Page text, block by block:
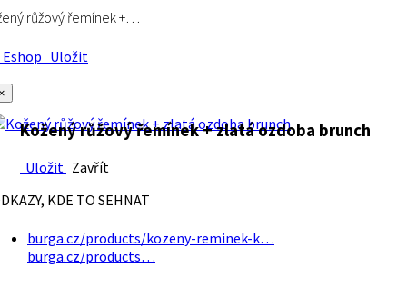
růžový řemínek +…
Uložit
Kožený růžový řemínek + zlatá ozdoba brunch
Uložit Zavřít
KDE TO SEHNAT
burga.cz/products/kozeny-reminek-k…
burga.cz/products…